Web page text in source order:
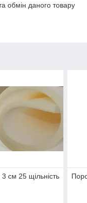
обмін даного товару
см 25 щільність